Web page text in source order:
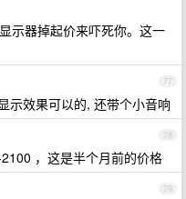
示器掉起价来吓死你。这一
77
示效果可以的, 还带个小音响
78
，这是半个月前的价格
79